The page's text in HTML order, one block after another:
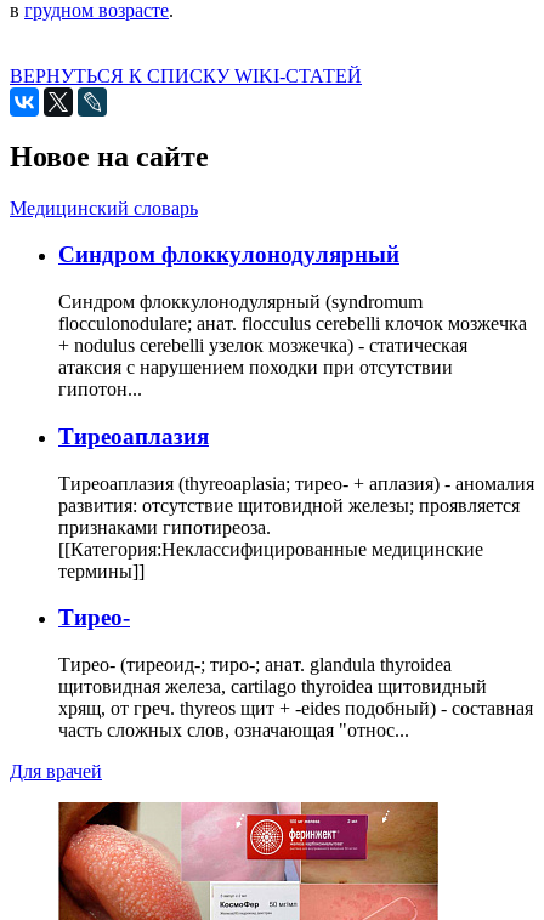
в грудном возрасте.
ВЕРНУТЬСЯ К СПИСКУ WIKI-СТАТЕЙ
Новое на сайте
Медицинский словарь
Cиндром флоккулонодулярный
Синдром флоккулонодулярный (syndromum
flocculonodulare; анат. flocculus cerebelli клочок мозжечка
+ nodulus cerebelli узелок мозжечка) - статическая
атаксия с нарушением походки при отсутствии
гипотон...
Тиреоаплазия
Тиреоаплазия (thyreoaplasia; тирео- + аплазия) - аномалия
развития: отсутствие щитовидной железы; проявляется
признаками гипотиреоза.
[[Категория:Неклассифицированные медицинские
термины]]
Тирео-
Тирео- (тиреоид-; тиро-; анат. glandula thyroidea
щитовидная железа, cartilago thyroidea щитовидный
хрящ, от греч. thyreos щит + -eides подобный) - составная
часть сложных слов, означающая "относ...
Для врачей